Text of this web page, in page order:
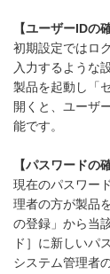
【ユーザーIDの
初期設定ではロ
入力するような
製品を起動し「
開くと、ユーザ
能です。
【パスワードの
現在のパスワー
理者の方が製品
の登録」から当
ド］に新しいパ
システム管理者